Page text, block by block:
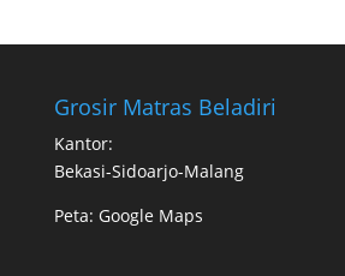
Grosir Matras Beladiri
Kantor:
Bekasi-Sidoarjo-Malang
Peta: Google Maps